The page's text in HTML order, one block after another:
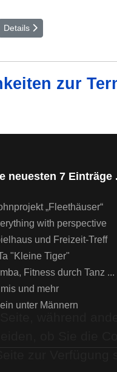
Details
zur
neuesten 7 Einträge
„Fleethäuser“
with perspective
und Freizeit-Treff
"Kleine Tiger"
Fitness durch Tanz ...
und mehr
unter Männern